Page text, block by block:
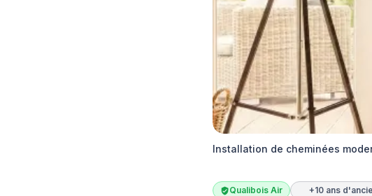
Installation de cheminées
Qualibois Air +10 ans